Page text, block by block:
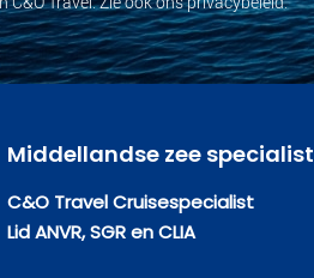
Middellandse zee specialist
C&O Travel Cruisespecialist
Lid ANVR, SGR en CLIA